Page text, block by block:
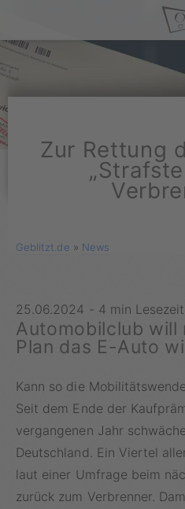
Zur Rettung
Geblitzt.de » News
25.06.2024 - 4 min Lesezeit
Automobilclub will
Plan das E-Auto
Kann so die
Seit dem Ende der
vergangenen Jahr
Deutschland. Ein Viertel
laut einer Umfrage beim
zurück zum Verbrenner.